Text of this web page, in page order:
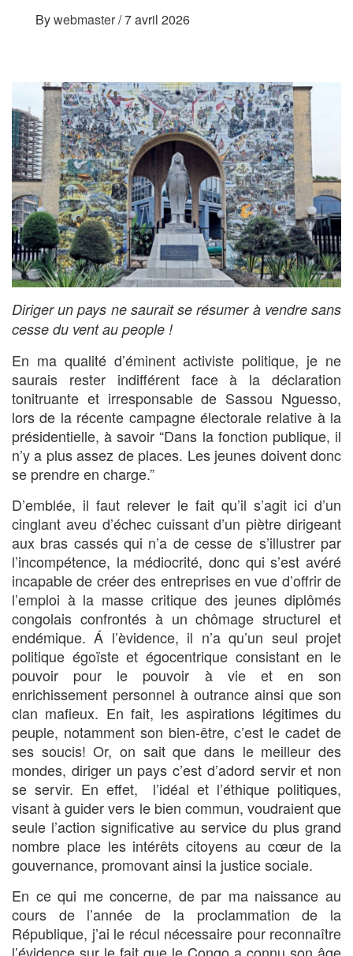
Bywebmaster/7 avril 2026
Diriger un pays ne saurait se résumer à vendre sans
cesse du vent au people !
En ma qualité d’éminent activiste politique, je ne
saurais rester indifférent face à la déclaration
tonitruante et irresponsable de Sassou Nguesso,
lors de la récente campagne électorale relative à la
présidentielle, à savoir “Dans la fonction publique, il
n’y a plus assez de places. Les jeunes doivent donc
se prendre en charge.”
D’emblée, il faut relever le fait qu’il s’agit ici d’un
cinglant aveu d’échec cuissant d’un piètre dirigeant
aux bras cassés qui n’a de cesse de s’illustrer par
l’incompétence, la médiocrité, donc qui s’est avéré
incapable de créer des entreprises en vue d’offrir de
l’emploi à la masse critique des jeunes diplômés
congolais confrontés à un chômage structurel et
endémique. Á l’èvidence, il n’a qu’un seul projet
politique égoïste et égocentrique consistant en le
pouvoir pour le pouvoir à vie et en son
enrichissement personnel à outrance ainsi que son
clan mafieux. En fait, les aspirations légitimes du
peuple, notamment son bien-être, c’est le cadet de
ses soucis! Or, on sait que dans le meilleur des
mondes, diriger un pays c’est d’adord servir et non
se servir. En effet, l’idéal et l’éthique politiques,
visant à guider vers le bien commun, voudraient que
seule l’action significative au service du plus grand
nombre place les intérêts citoyens au cœur de la
gouvernance, promovant ainsi la justice sociale.
En ce qui me concerne, de par ma naissance au
cours de l’année de la proclammation de la
République, j’ai le récul nécessaire pour reconnaître